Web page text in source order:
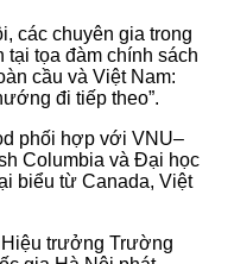
các chuyên gia trong
tọa đàm chính sách
cầu và Việt Nam:
đi tiếp theo”.
phối hợp với VNU–
Columbia và Đại học
biểu từ Canada, Việt